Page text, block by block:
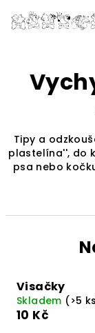
na
obsah
Tipy a
plastelína'', do
psa nebo
Visačky
Skladem (>5
10 Kč